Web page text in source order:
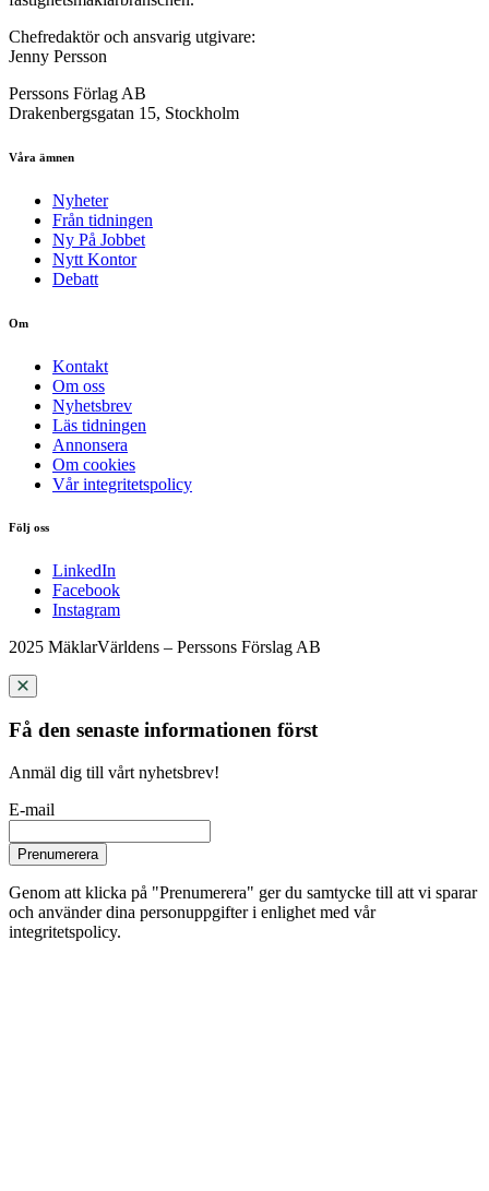
Chefredaktör och ansvarig utgivare:
Jenny Persson
Perssons Förlag AB
Drakenbergsgatan 15, Stockholm
Våra ämnen
Nyheter
Från tidningen
Ny På Jobbet
Nytt Kontor
Debatt
Om
Kontakt
Om oss
Nyhetsbrev
Läs tidningen
Annonsera
Om cookies
Vår integritetspolicy
Följ oss
LinkedIn
Facebook
Instagram
2025 MäklarVärldens – Perssons Förslag AB
Få den senaste informationen först
Anmäl dig till vårt nyhetsbrev!
E-mail
Prenumerera
Genom att klicka på "Prenumerera" ger du samtycke till att vi sparar
och använder dina personuppgifter i enlighet med vår
integritetspolicy.